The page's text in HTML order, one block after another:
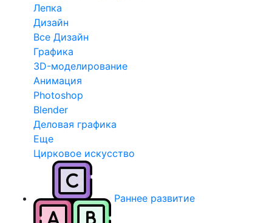
Лепка
Дизайн
Все Дизайн
Графика
3D-моделирование
Анимация
Photoshop
Blender
Деловая графика
Еще
Цирковое искусство
Раннее развитие